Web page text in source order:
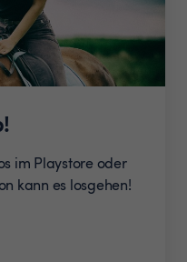
im Playstore oder
kann es losgehen!